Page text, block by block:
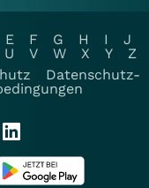
E F G H I
J
U V W X Y
Z
Datenschutz-